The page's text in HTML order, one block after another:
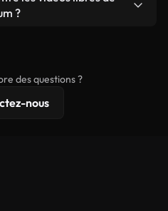
vous simplement que
?
de licence
des questions ?
nous